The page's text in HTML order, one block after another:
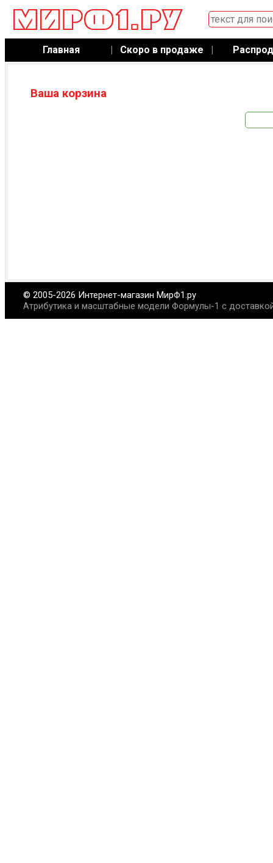
Главная | Скоро в продаже |
Ваша корзина
© 2005-2026 Интернет-магазин МирФ1.ру
Атрибутика и масштабные модели Формулы-1 с